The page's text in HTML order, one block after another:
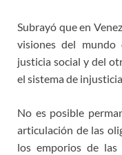
Subrayó que en
visiones del mundo
justicia social y del
el sistema de
No es posible
articulación de las
los emporios de las